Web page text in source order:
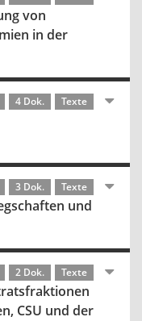
von
in der
4 Dok. Texte
3 Dok. Texte
und
2 Dok. Texte
CSU und der